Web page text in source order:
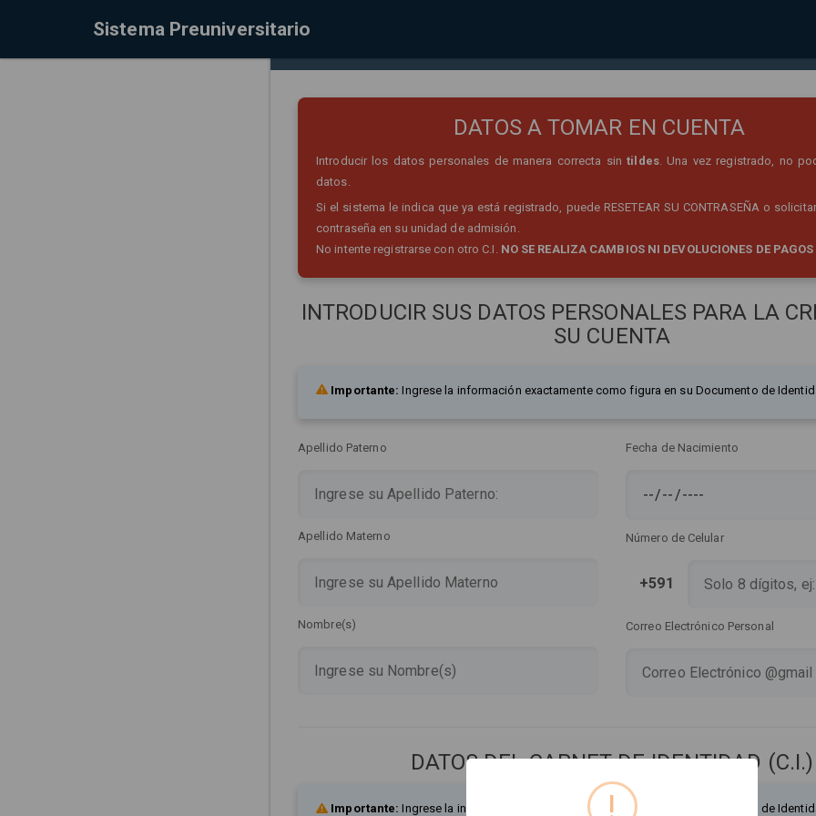
Sistema Preuniversitario
DATOS A TOMAR EN CUENTA
Introducir los datos personales de manera correcta sintildes. Una vez registrado, no
datos.
Si el sistema le indica que ya está registrado, puede RESETEAR SU CONTRASEÑA o
contraseña en su unidad de admisión.
No intente registrarse con otro C.I. NO SE REALIZA CAMBIOS NI DEVOLUCIONES DE
INTRODUCIR SUS DATOS PERSONALES PARA LA
SU CUENTA
Importante: Ingrese la información exactamente como figura en su Documento de
Apellido Paterno
Apellido Materno
Nombre(s)
Fecha de Nacimiento
Número de Celular
+591
Correo Electrónico Personal
DATOS DEL CARNET DE IDENTIDAD (C.I.)
Importante: Ingrese la información exactamente como figura en su Documento de
!